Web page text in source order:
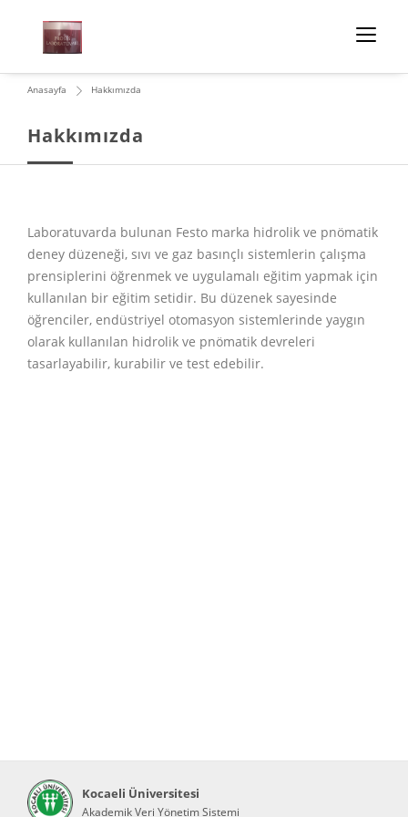
Hakkımızda
Anasayfa Hakkımızda
Laboratuvarda bulunan Festo marka hidrolik ve pnömatik
deney düzeneği, sıvı ve gaz basınçlı sistemlerin çalışma
prensiplerini öğrenmek ve uygulamalı eğitim yapmak için
kullanılan bir eğitim setidir. Bu düzenek sayesinde
öğrenciler, endüstriyel otomasyon sistemlerinde yaygın
olarak kullanılan hidrolik ve pnömatik devreleri
tasarlayabilir, kurabilir ve test edebilir.
Kocaeli Üniversitesi
Akademik Veri Yönetim Sistemi